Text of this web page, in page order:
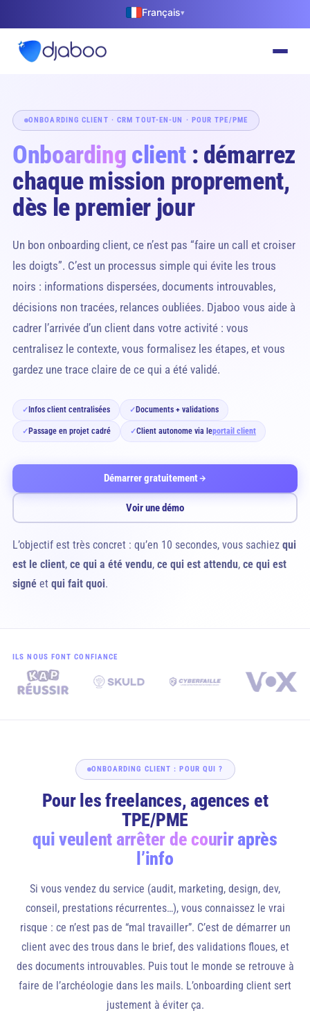
Français▾
ONBOARDING CLIENT · CRM TOUT-EN-UN · POUR TPE/PME
Onboarding client: démarrez
chaque mission proprement,
dès le premier jour
Un bon onboarding client, ce n’est pas “faire un call et croiser
les doigts”. C’est un processus simple qui évite les trous
noirs : informations dispersées, documents introuvables,
décisions non tracées, relances oubliées. Djaboo vous aide à
cadrer l’arrivée d’un client dans votre activité : vous
centralisez le contexte, vous formalisez les étapes, et vous
gardez une trace claire de ce qui a été validé.
✓ Infos client centralisées ✓ Documents + validations
✓ Passage en projet cadré ✓Client autonome via leportail client
Démarrer gratuitement
Voir une démo
L’objectif est très concret : qu’en 10 secondes, vous sachiez qui
est le client, ce qui a été vendu, ce qui est attendu, ce qui est
signé et qui fait quoi.
ILS NOUS FONT CONFIANCE
ONBOARDING CLIENT : POUR QUI ?
Pour les freelances, agences et
TPE/PME
qui veulent arrêter de courir après
l’info
Si vous vendez du service (audit, marketing, design, dev,
conseil, prestations récurrentes…), vous connaissez le vrai
risque : ce n’est pas de “mal travailler”. C’est de démarrer un
client avec des trous dans le brief, des validations floues, et
des documents introuvables. Puis tout le monde se retrouve à
faire de l’archéologie dans les mails. L’onboarding client sert
justement à éviter ça.